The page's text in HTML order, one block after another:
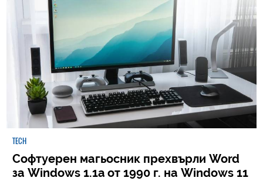
TECH
Софтуерен магьосник прехвърли Word
за Windows 1.1a от 1990 г. на Windows 11